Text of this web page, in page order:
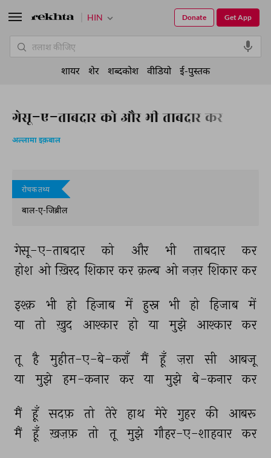
गेसू-ए-ताबदार को और भी ताबदार कर
अल्लामा इक़बाल
रोचक तथ्य
बाल-ए-जिब्रील
गेसू-ए-ताबदार को और भी ताबदार
कर
होश ओ ख़िरद शिकार कर क़ल्ब ओ नज़र शिकार कर
इश्क़ भी हो हिजाब में हुस्न भी हो हिजाब में
या तो ख़ुद आश्कार हो या मुझे आश्कार कर
तू है मुहीत-ए-बे-कराँ मैं हूँ ज़रा सी
आबजू
या
मुझे हम-कनार कर या मुझे बे-कनार कर
मैं हूँ सदफ़ तो तेरे हाथ मेरे गुहर की
आबरू
मैं
हूँ ख़ज़फ़ तो तू मुझे गौहर-ए-शाहवार कर
HIN Get App
Donate
शायर शेर शब्दकोश वीडियो ई-पुस्तक